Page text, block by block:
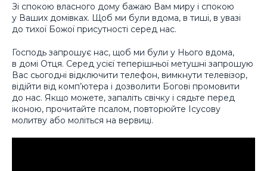
Зі спокою власного дому бажаю Вам миру і спокою
у Ваших домівках. Щоб ми були вдома, в тиші, в увазі
до тихої Божої присутності серед нас.
Господь запрошує нас, щоб ми були у Нього вдома,
в домі Отця. Серед усієї теперішньої метушні запрошую
Вас сьогодні відключити телефон, вимкнути телевізор,
відійти від комп’ютера і дозволити Богові промовити
до нас. Якщо можете, запаліть свічку і сядьте перед
іконою, прочитайте псалом, повторюйте Ісусову
молитву або моліться на вервиці.